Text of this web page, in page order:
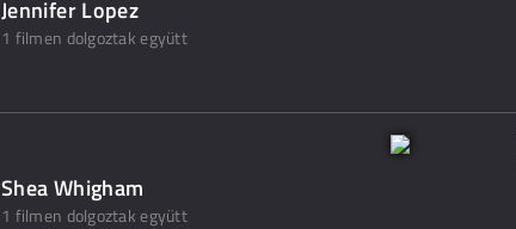
Jennifer Lopez
1 filmen dolgoztak együtt
Shea Whigham
1 filmen dolgoztak együtt